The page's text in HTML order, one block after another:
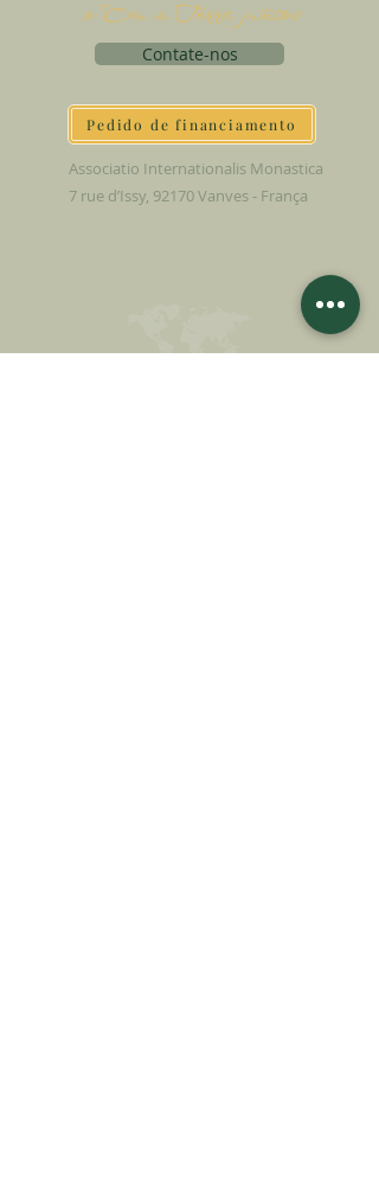
o Céu à Terra juntos
Contate-nos
Pedido de financiamento
Associatio Internationalis Monastica
7 rue d’Issy, 92170 Vanves - França